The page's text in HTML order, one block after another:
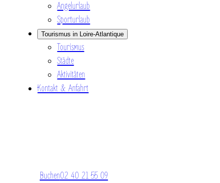
Angelurlaub
Sporturlaub
Tourismus in Loire-Atlantique
Tourismus
Städte
Aktivitäten
Kontakt & Anfahrt
Buchen02 40 21 55 09